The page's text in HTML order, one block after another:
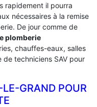
rapidement il pourra
nécessaires à la remise
De jour comme de
plomberie
chauffes-eaux, salles
de techniciens SAV pour
GRAND POUR